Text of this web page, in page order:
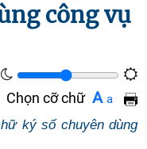
công vụ
Chọn cỡ chữ A a
ký số chuyên dùng